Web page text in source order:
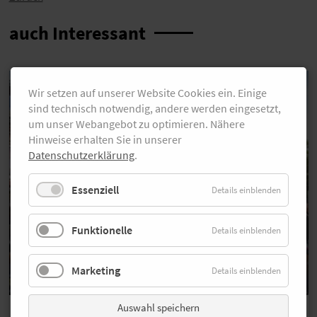
auch Interessant
Wir setzen auf unserer Website Cookies ein. Einige
sind technisch notwendig, andere werden eingesetzt,
um unser Webangebot zu optimieren. Nähere
Hinweise erhalten Sie in unserer
Datenschutzerklärung.
Essenziell Details einblenden
Funktionelle Details einblenden
Marketing Details einblenden
Auswahl speichern